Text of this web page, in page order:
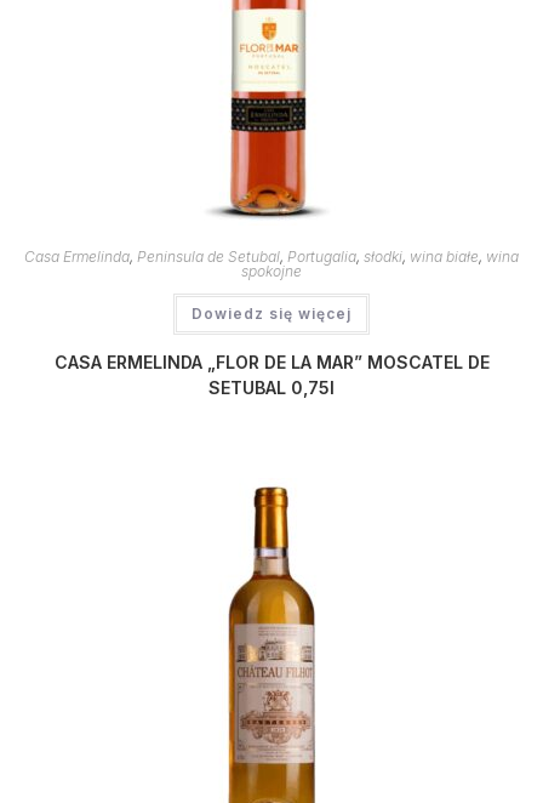
Casa Ermelinda, Peninsula de Setubal, Portugalia, słodki, wina białe, wina
spokojne
Dowiedz się więcej
CASA ERMELINDA „FLOR DE LA MAR” MOSCATEL DE
SETUBAL 0,75l